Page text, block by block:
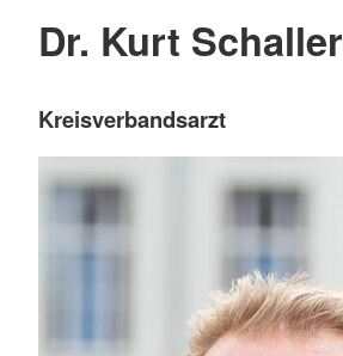
Dr. Kurt Schaller
Kreisverbandsarzt